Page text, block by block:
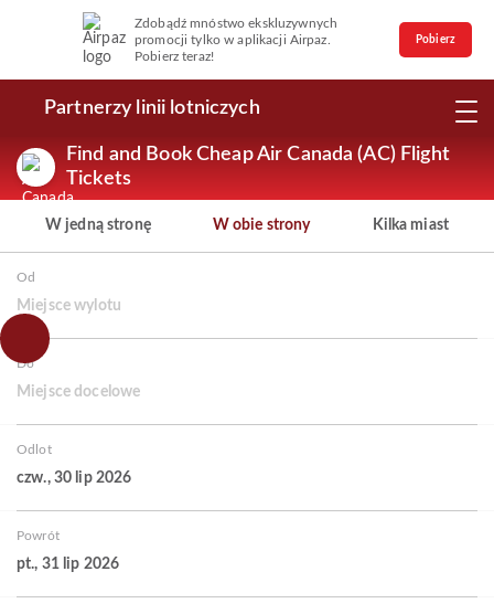
Zdobądź mnóstwo ekskluzywnych
promocji tylko w aplikacji Airpaz.
Pobierz teraz!
Pobierz
Partnerzy linii lotniczych
Find and Book Cheap Air Canada (AC) Flight
Tickets
W jedną stronę W obie strony Kilka miast
Od
Miejsce wylotu
Do
Miejsce docelowe
Odlot
czw., 30 lip 2026
Powrót
pt., 31 lip 2026